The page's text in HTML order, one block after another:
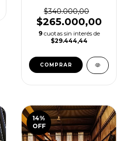
BRASERO
$340.000,00
$265.000,00
9 cuotas sin interés de
$29.444,44
14%
OFF